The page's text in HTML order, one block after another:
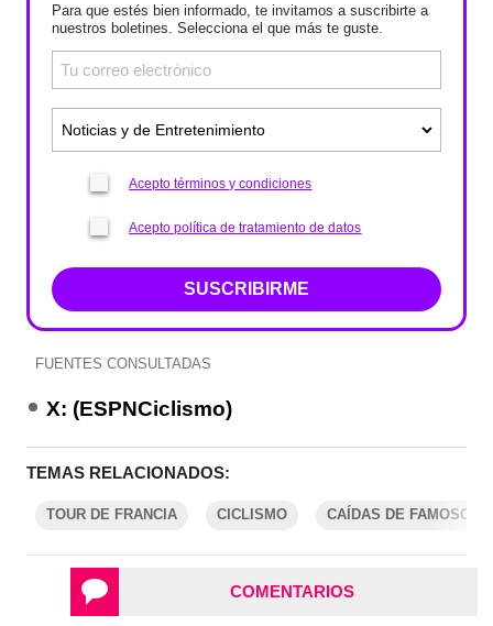
Para que estés bien informado, te invitamos a suscribirte a
nuestros boletines. Selecciona el que más te guste.
Acepto términos y condiciones
Acepto política de tratamiento de datos
SUSCRIBIRME
FUENTES CONSULTADAS
X: (ESPNCiclismo)
TEMAS RELACIONADOS:
TOUR DE FRANCIA CICLISMO CAÍDAS DE FAMOSOS
COMENTARIOS